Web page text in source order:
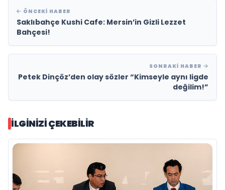
ÖNCEKI HABER
Saklıbahçe Kushi Cafe: Mersin’in Gizli Lezzet
Bahçesi!
SONRAKI HABER
Petek Dinçöz’den olay sözler “Kimseyle aynı ligde
değilim!”
İLGINIZI ÇEKEBILIR